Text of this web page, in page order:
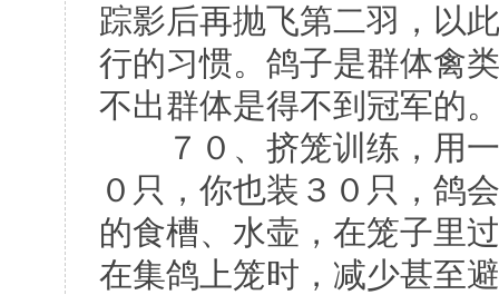
踪影后再抛飞第二羽，以
行的习惯。鸽子是群体禽
不出群体是得不到冠军的。
７０、挤笼训练，用一
０只，你也装３０只，鸽
的食槽、水壶，在笼子里
在集鸽上笼时，减少甚至